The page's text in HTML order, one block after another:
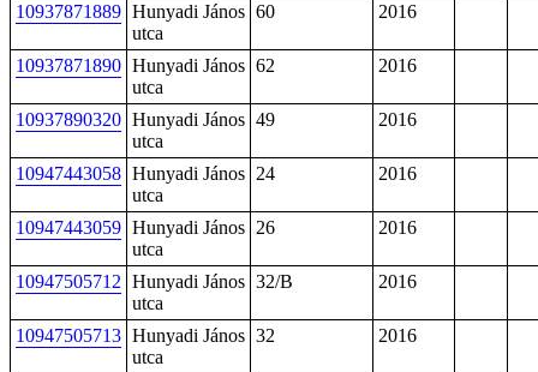
10937871889 Hunyadi János
utca
60 2016
10937871890 Hunyadi János
utca
62 2016
10937890320 Hunyadi János
utca
49 2016
10947443058 Hunyadi János
utca
24 2016
10947443059 Hunyadi János
utca
26 2016
10947505712 Hunyadi János
utca
32/B 2016
10947505713 Hunyadi János
utca
32 2016